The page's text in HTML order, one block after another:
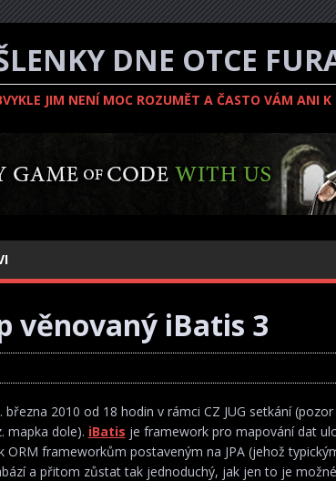
DNE OTCE
JIM NENÍ MOC ROZUMĚT A ČASTO VÁM ANI K
věnovaný iBatis 3
března 2010 od 18 hodin v rámci CZ JUG setkání
mapka dole). iBatis je framework pro mapování dat
frameworkům postaveným na JPA (jehož
a přitom zůstat tak jednoduchý, jak jen to je